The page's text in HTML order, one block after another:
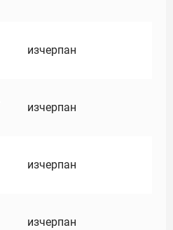
изчерпан
изчерпан
изчерпан
изчерпан